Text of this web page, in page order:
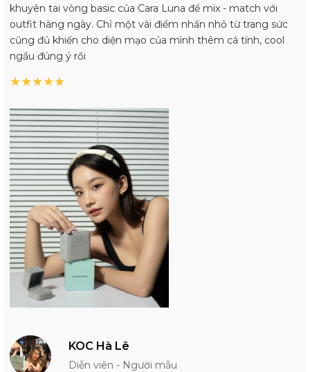
khuyên tai vòng basic của Cara Luna để mix - match với
outfit hàng ngày. Chỉ một vài điểm nhấn nhỏ từ trang sức
cũng đủ khiến cho diện mạo của mình thêm cá tính, cool
ngầu đúng ý rồi
★★★★★
KOC Hà Lê
Diễn viên - Người mẫu